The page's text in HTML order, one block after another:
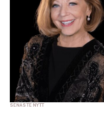
SENASTE NYTT